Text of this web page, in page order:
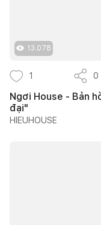
13.078
1 0
Ngơi House - Bản
đại"
HIEUHOUSE